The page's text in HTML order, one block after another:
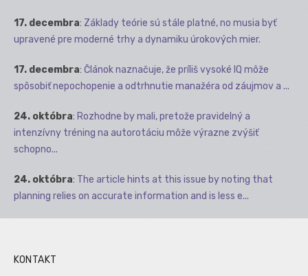
17. decembra: Základy teórie sú stále platné, no musia byť
upravené pre moderné trhy a dynamiku úrokových mier.
17. decembra: Článok naznačuje, že príliš vysoké IQ môže
spôsobiť nepochopenie a odtrhnutie manažéra od záujmov a ...
24. októbra: Rozhodne by mali, pretože pravidelný a
intenzívny tréning na autorotáciu môže výrazne zvýšiť
schopno...
24. októbra: The article hints at this issue by noting that
planning relies on accurate information and is less e...
KONTAKT